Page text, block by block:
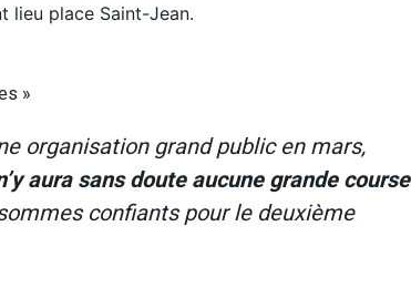
lieu place Saint-Jean.
»
organisation grand public en mars,
aura sans doute aucune grande course
confiants pour le deuxième